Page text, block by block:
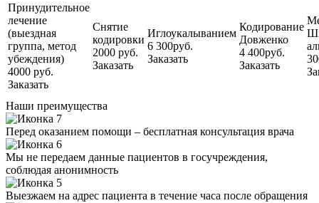
Принудительное
лечение
(выездная
группа, метод
убеждения)
4000 руб.
Заказать
Снятие
кодировки
2000 руб.
Заказать
Иглоукалыванием
6 300руб.
Заказать
Кодирование
Довженко
4 400руб.
Заказать
Наши преимущества
Перед оказанием помощи – бесплатная консультация врача
Мы не передаем данные пациентов в госучреждения,
соблюдая анонимность
Выезжаем на адрес пациента в течение часа после обращения